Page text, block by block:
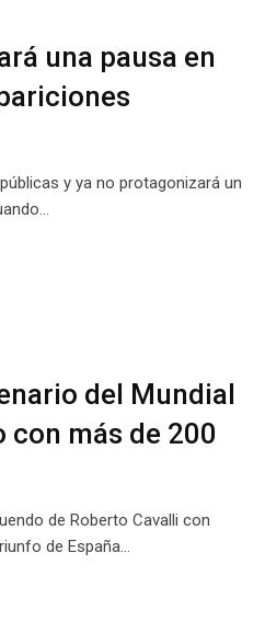
una pausa en
y ya no protagonizará un
del Mundial
más de 200
de Roberto Cavalli con
de España…